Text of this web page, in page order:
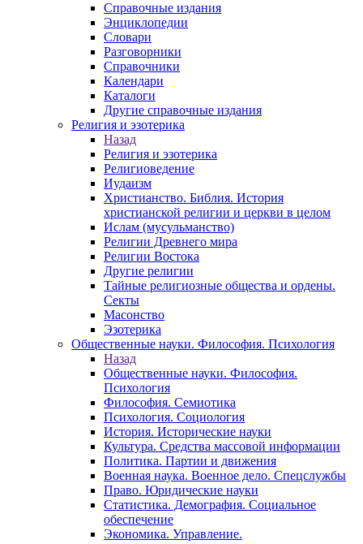
Справочные издания
Энциклопедии
Словари
Разговорники
Справочники
Календари
Каталоги
Другие справочные издания
Религия и эзотерика
Назад
Религия и эзотерика
Религиоведение
Иудаизм
Христианство. Библия. История
христианской религии и церкви в целом
Ислам (мусульманство)
Религии Древнего мира
Религии Востока
Другие религии
Тайные религиозные общества и ордены.
Секты
Масонство
Эзотерика
Общественные науки. Философия. Психология
Назад
Общественные науки. Философия.
Психология
Философия. Семиотика
Психология. Социология
История. Исторические науки
Культура. Средства массовой информации
Политика. Партии и движения
Военная наука. Военное дело. Спецслужбы
Право. Юридические науки
Статистика. Демография. Социальное
обеспечение
Экономика. Управление.